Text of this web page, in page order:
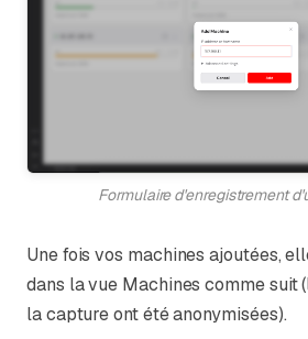
Formulaire d'enregistrement
Une fois vos machines ajoutées,
dans la vue Machines comme suit
la capture ont été anonymisées).